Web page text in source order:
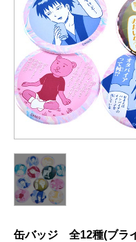
缶バッジ 全12種(ブラ